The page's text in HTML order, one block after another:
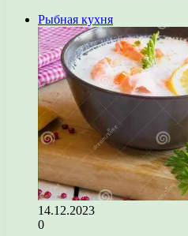
Рыбная кухня
14.12.2023
0